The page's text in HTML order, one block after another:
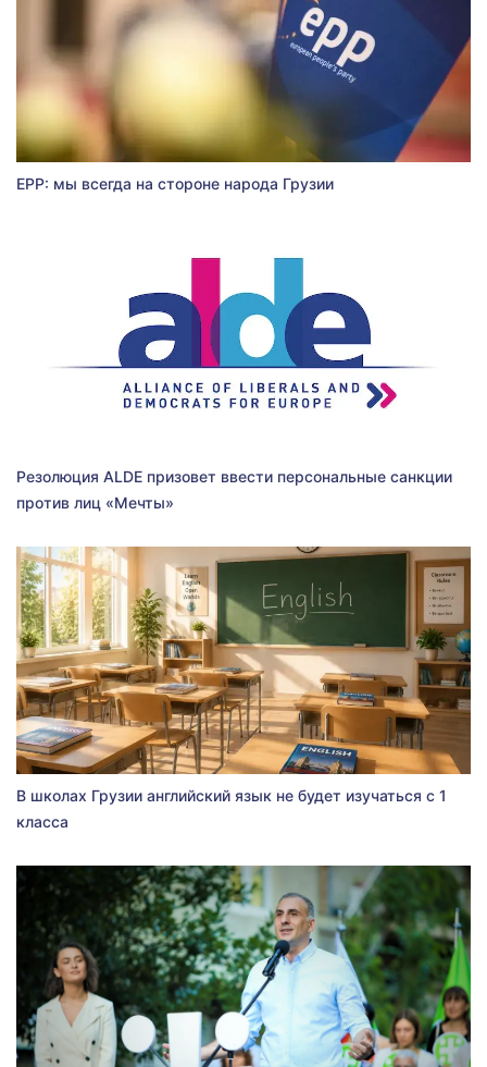
EPP: мы всегда на стороне народа Грузии
Резолюция ALDE призовет ввести персональные санкции
против лиц «Мечты»
В школах Грузии английский язык не будет изучаться с 1
класса